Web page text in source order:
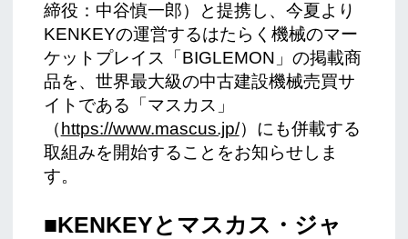
締役：中谷慎一郎）と提携し、今夏より
KENKEYの運営するはたらく機械のマー
ケットプレイス「BIGLEMON」の掲載商
品を、世界最大級の中古建設機械売買サ
イトである「マスカス」
（ https://www.mascus.jp/）にも併載する
取組みを開始することをお知らせしま
す。
■KENKEYとマスカス・ジャ